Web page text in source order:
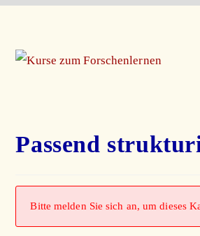
Zum
Passend
Bitte melden Sie sich an, um dieses